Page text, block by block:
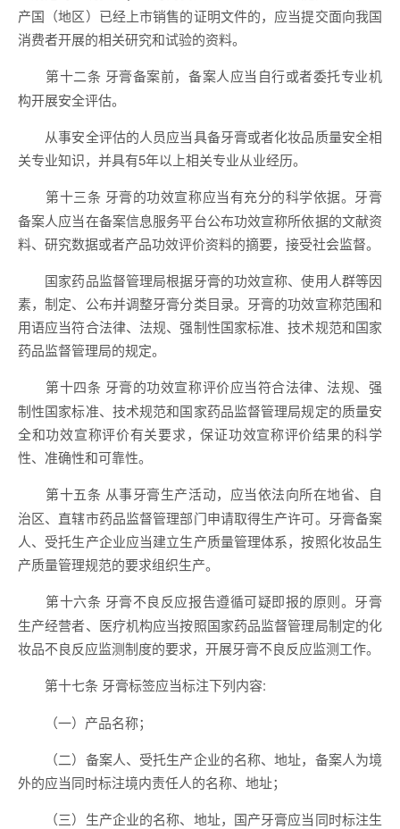
产国（地区）已经上市销售的证明文件的，应当提交面向我国
消费者开展的相关研究和试验的资料。
第十二条 牙膏备案前，备案人应当自行或者委托专业机
构开展安全评估。
从事安全评估的人员应当具备牙膏或者化妆品质量安全相
关专业知识，并具有5年以上相关专业从业经历。
第十三条 牙膏的功效宣称应当有充分的科学依据。牙膏
备案人应当在备案信息服务平台公布功效宣称所依据的文献资
料、研究数据或者产品功效评价资料的摘要，接受社会监督。
国家药品监督管理局根据牙膏的功效宣称、使用人群等因
素，制定、公布并调整牙膏分类目录。牙膏的功效宣称范围和
用语应当符合法律、法规、强制性国家标准、技术规范和国家
药品监督管理局的规定。
第十四条 牙膏的功效宣称评价应当符合法律、法规、强
制性国家标准、技术规范和国家药品监督管理局规定的质量安
全和功效宣称评价有关要求，保证功效宣称评价结果的科学
性、准确性和可靠性。
第十五条 从事牙膏生产活动，应当依法向所在地省、自
治区、直辖市药品监督管理部门申请取得生产许可。牙膏备案
人、受托生产企业应当建立生产质量管理体系，按照化妆品生
产质量管理规范的要求组织生产。
第十六条 牙膏不良反应报告遵循可疑即报的原则。牙膏
生产经营者、医疗机构应当按照国家药品监督管理局制定的化
妆品不良反应监测制度的要求，开展牙膏不良反应监测工作。
第十七条 牙膏标签应当标注下列内容:
（一）产品名称；
（二）备案人、受托生产企业的名称、地址，备案人为境
外的应当同时标注境内责任人的名称、地址；
（三）生产企业的名称、地址，国产牙膏应当同时标注生